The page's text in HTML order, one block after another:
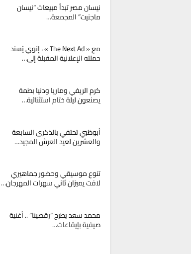
نيسان مصر تبدأ مبيعات “نيسان
ماجنيت” المجمعة…
مع « The Next Ad » ، إنوي يُسند
حملته الإعلانية المقبلة إلى…
كرم الريفي وماريا ودنيا بطمة
يصنعون ليلة ختام استثنائية…
أبوظبي تحتفي بالذكرى السابعة
والعشرين لعيد العرش المجيد…
تنوع موسيقي وحضور جماهيري
لافت يميزان ثاني سهرات المهرجان…
محمد سعد يطرح “رقصينا” .. أغنية
صيفية بإيقاعات…